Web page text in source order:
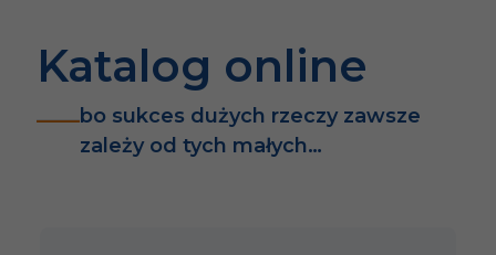
Katalog online
bo sukces dużych rzeczy zawsze
zależy od tych małych…